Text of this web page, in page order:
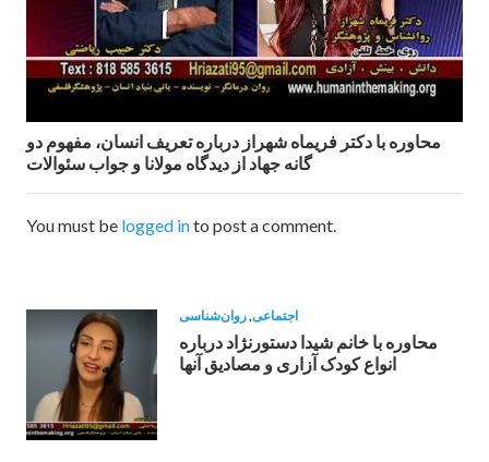
محاوره‌ با دكتر فريماه شهراز درباره تعریف انسان، مفهوم دو
گانه جهاد از ديدگاه مولانا و جواب سئوالات
You must be logged into post a comment.
اجتماعی روان‌شناسی
محاوره با خانم شیدا دستورنژاد درباره
انواع کودک آزاری و مصادیق آنها